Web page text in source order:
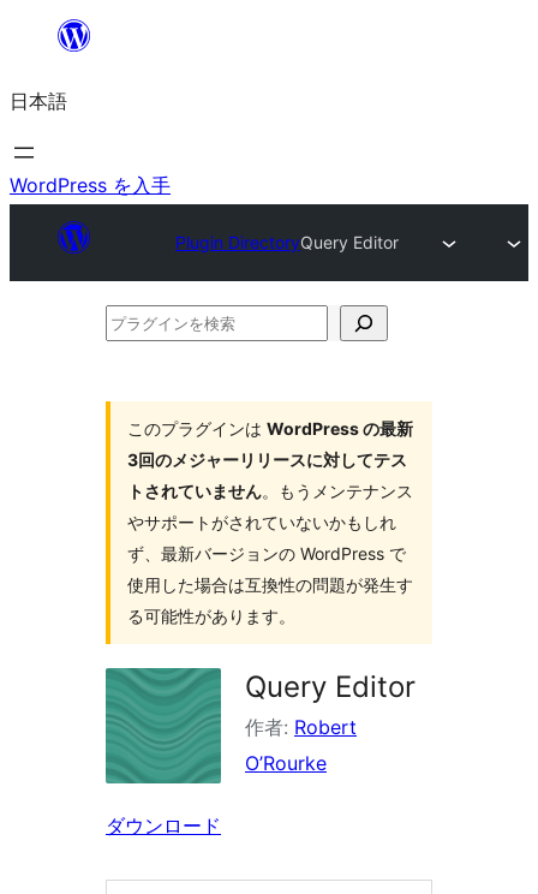
を
ス
キ
日本語
WordPress を入手
Plugin DirectoryQuery Editor
プ
このプラグインは WordPress の最新
3回のメジャーリリースに対してテス
トされていません。もうメンテナンス
やサポートがされていないかもしれ
ず、最新バージョンの WordPress で
使用した場合は互換性の問題が発生す
る可能性があります。
Query Editor
作者: Robert
O’Rourke
ダウンロード